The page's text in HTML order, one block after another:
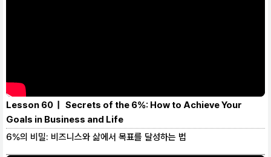
Lesson 60 | Secrets of the 6%: How to Achieve Your
Goals in Business and Life
6%의 비밀: 비즈니스와 삶에서 목표를 달성하는 법